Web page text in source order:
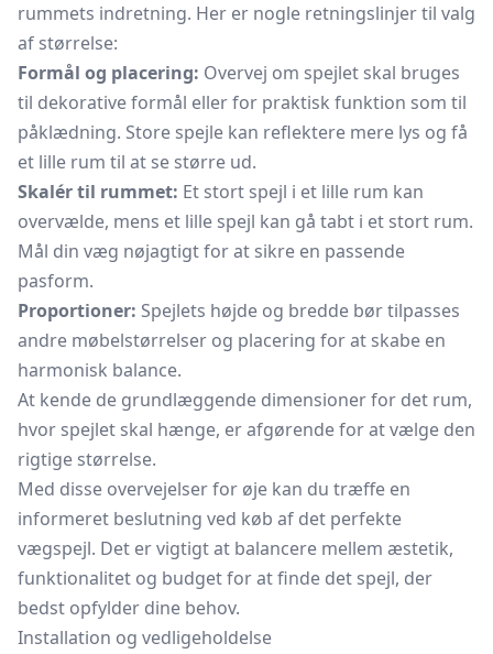
rummets indretning. Her er nogle retningslinjer til valg
af størrelse:
Formål og placering: Overvej om spejlet skal bruges
til dekorative formål eller for praktisk funktion som til
påklædning. Store spejle kan reflektere mere lys og få
et lille rum til at se større ud.
Skalér til rummet: Et stort spejl i et lille rum kan
overvælde, mens et lille spejl kan gå tabt i et stort rum.
Mål din væg nøjagtigt for at sikre en passende
pasform.
Proportioner: Spejlets højde og bredde bør tilpasses
andre møbelstørrelser og placering for at skabe en
harmonisk balance.
At kende de grundlæggende dimensioner for det rum,
hvor spejlet skal hænge, er afgørende for at vælge den
rigtige størrelse.
Med disse overvejelser for øje kan du træffe en
informeret beslutning ved køb af det perfekte
vægspejl. Det er vigtigt at balancere mellem æstetik,
funktionalitet og budget for at finde det spejl, der
bedst opfylder dine behov.
Installation og vedligeholdelse